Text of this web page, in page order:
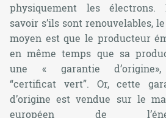
physiquement les électrons.
savoir s’ils sont renouvelables,
moyen est que le producteur
en même temps que sa
une « garantie
“certificat vert”. Or, cette
d’origine est vendue sur le
européen de